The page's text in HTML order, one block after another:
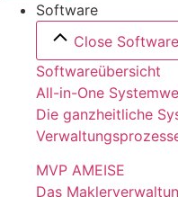
Software
Close Software
Softwareübersicht
All-in-One
Die ganzheitliche
MVP AMEISE
Das